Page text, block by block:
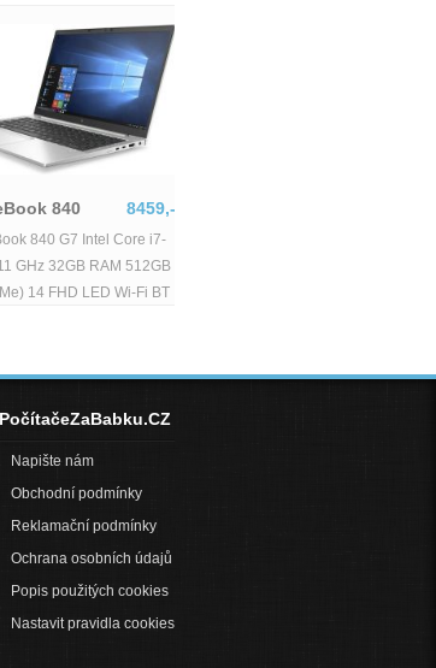
840 8459,-
840 G7 Intel Core i7-
32GB RAM 512GB
14 FHD LED Wi-Fi BT
Napište nám
Obchodní podmínky
Reklamační podmínky
Ochrana osobních údajů
Popis použitých cookies
Nastavit pravidla cookies